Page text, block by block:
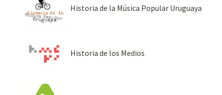
Historia de la Música Popular Uruguaya
Historia de los Medios